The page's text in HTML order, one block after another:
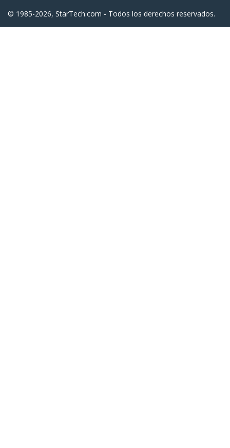
© 1985-2026, StarTech.com - Todos los derechos reservados.